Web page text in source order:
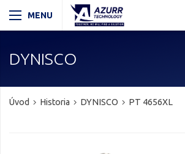
DYNISCO
Úvod Historia DYNISCO PT 4656XL